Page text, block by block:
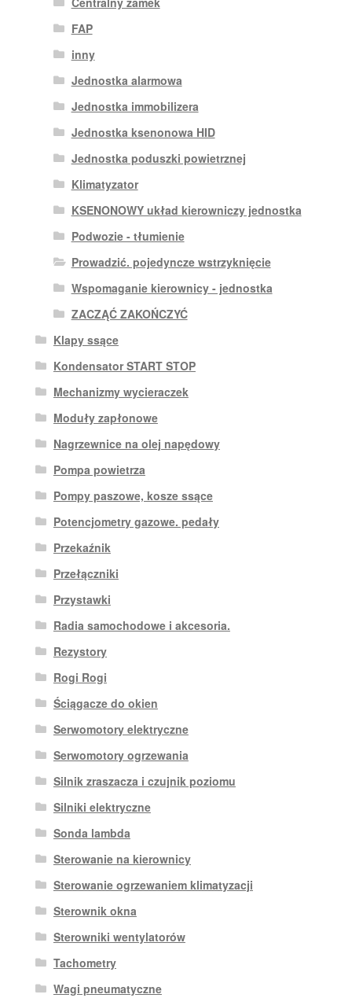
FAP
inny
Jednostka alarmowa
Jednostka immobilizera
Jednostka ksenonowa HID
Jednostka poduszki powietrznej
Klimatyzator
KSENONOWY układ kierowniczy jednostka
Podwozie - tłumienie
Prowadzić. pojedyncze wstrzyknięcie
Wspomaganie kierownicy - jednostka
ZACZĄĆ ZAKOŃCZYĆ
Klapy ssące
Kondensator START STOP
Mechanizmy wycieraczek
Moduły zapłonowe
Nagrzewnice na olej napędowy
Pompa powietrza
Pompy paszowe, kosze ssące
Potencjometry gazowe. pedały
Przekaźnik
Przełączniki
Przystawki
Radia samochodowe i akcesoria.
Rezystory
Rogi Rogi
Ściągacze do okien
Serwomotory elektryczne
Serwomotory ogrzewania
Silnik zraszacza i czujnik poziomu
Silniki elektryczne
Sonda lambda
Sterowanie na kierownicy
Sterowanie ogrzewaniem klimatyzacji
Sterownik okna
Sterowniki wentylatorów
Tachometry
Wagi pneumatyczne